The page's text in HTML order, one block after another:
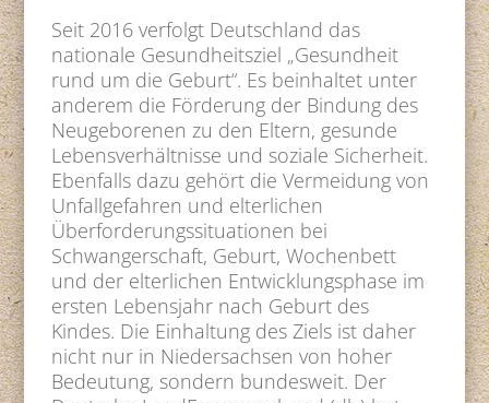
Seit 2016 verfolgt Deutschland das
nationale Gesundheitsziel „Gesundheit
rund um die Geburt“. Es beinhaltet unter
anderem die Förderung der Bindung des
Neugeborenen zu den Eltern, gesunde
Lebensverhältnisse und soziale Sicherheit.
Ebenfalls dazu gehört die Vermeidung von
Unfallgefahren und elterlichen
Überforderungssituationen bei
Schwangerschaft, Geburt, Wochenbett
und der elterlichen Entwicklungsphase im
ersten Lebensjahr nach Geburt des
Kindes. Die Einhaltung des Ziels ist daher
nicht nur in Niedersachsen von hoher
Bedeutung, sondern bundesweit. Der